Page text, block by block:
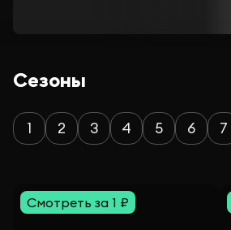
Сезоны
1 2 3 4 5 6 7
Смотреть за 1 ₽